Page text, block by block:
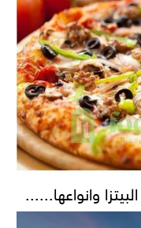
وانواعها......